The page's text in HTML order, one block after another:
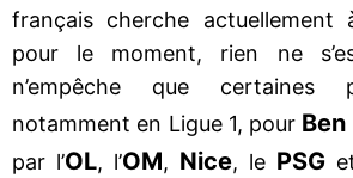
français cherche actuellement
pour le moment, rien ne
n’empêche que certaines
notamment en Ligue 1, pour
par l’OL, l’OM, Nice, le PSG